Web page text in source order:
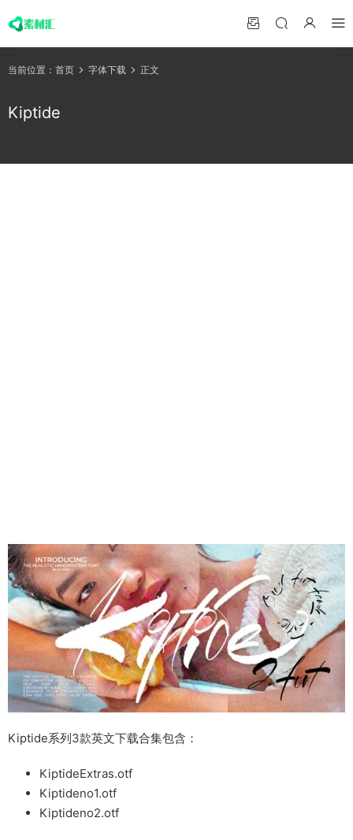
当前位置： 首页 字体下载 正文
Kiptide
Kiptide系列3款英文下载合集包含：
KiptideExtras.otf
Kiptideno1.otf
Kiptideno2.otf